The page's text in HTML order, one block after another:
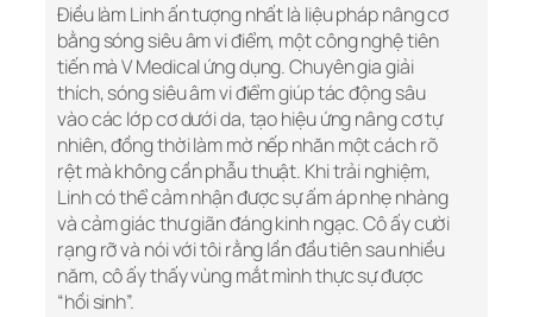
Điều làm Linh ấn tượng nhất là liệu pháp nâng cơ
bằng sóng siêu âm vi điểm, một công nghệ tiên
tiến mà V Medical ứng dụng. Chuyên gia giải
thích, sóng siêu âm vi điểm giúp tác động sâu
vào các lớp cơ dưới da, tạo hiệu ứng nâng cơ tự
nhiên, đồng thời làm mờ nếp nhăn một cách rõ
rệt mà không cần phẫu thuật. Khi trải nghiệm,
Linh có thể cảm nhận được sự ấm áp nhẹ nhàng
và cảm giác thư giãn đáng kinh ngạc. Cô ấy cười
rạng rỡ và nói với tôi rằng lần đầu tiên sau nhiều
năm, cô ấy thấy vùng mắt mình thực sự được
“hồi sinh”.